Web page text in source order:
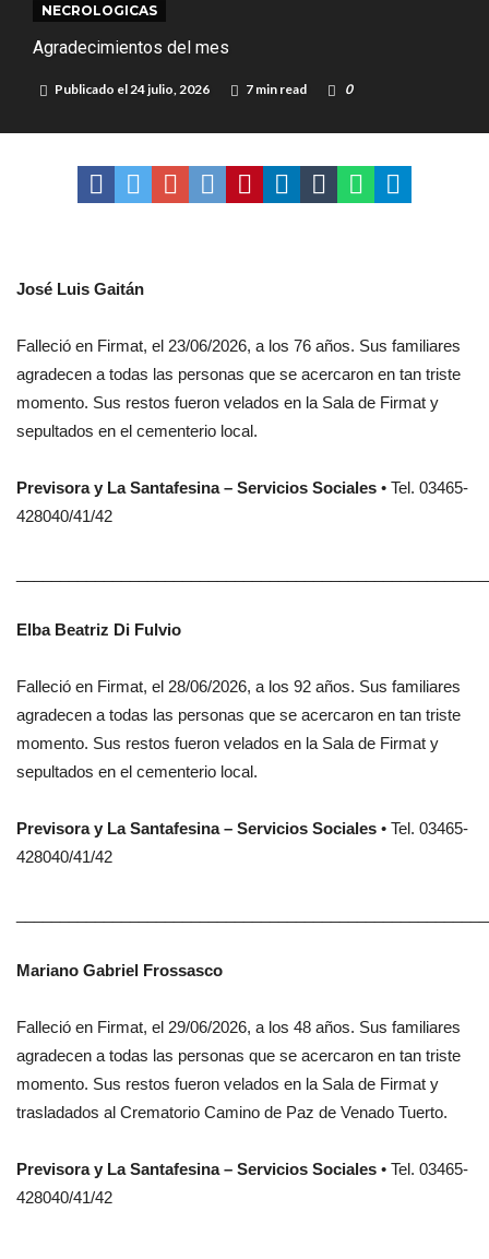
de Los Quirquinchos
Villada: evalúan obras preventivas ante posibles lluvias intensas
nuevas cuadras
NECROLOGICAS
Agradecimientos del mes
Publicado el24 julio, 2026 7 min read 0
José Luis Gaitán
Falleció en Firmat, el 23/06/2026, a los 76 años. Sus familiares
agradecen a todas las personas que se acercaron en tan triste
momento. Sus restos fueron velados en la Sala de Firmat y
sepultados en el cementerio local.
Previsora y La Santafesina – Servicios Sociales • Tel. 03465-
428040/41/42
Elba Beatriz Di Fulvio
Falleció en Firmat, el 28/06/2026, a los 92 años. Sus familiares
agradecen a todas las personas que se acercaron en tan triste
momento. Sus restos fueron velados en la Sala de Firmat y
sepultados en el cementerio local.
Previsora y La Santafesina – Servicios Sociales • Tel. 03465-
428040/41/42
Mariano Gabriel Frossasco
Falleció en Firmat, el 29/06/2026, a los 48 años. Sus familiares
agradecen a todas las personas que se acercaron en tan triste
momento. Sus restos fueron velados en la Sala de Firmat y
trasladados al Crematorio Camino de Paz de Venado Tuerto.
Previsora y La Santafesina – Servicios Sociales • Tel. 03465-
428040/41/42